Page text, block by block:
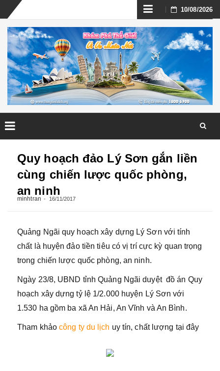
Skip
to
content
10/08/2026
content
Quy hoạch đảo Lý Sơn gắn liền
cùng chiến lược quốc phòng,
an ninh
minhtran 16/11/2017
Quảng Ngãi quy hoạch xây dựng Lý Sơn với tính
chất là huyện đảo tiền tiêu có vị trí cực kỳ quan trọng
trong chiến lược quốc phòng, an ninh.
Ngày 23/8, UBND tỉnh Quảng Ngãi duyệt đồ án Quy
hoạch xây dựng tỷ lệ 1/2.000 huyện Lý Sơn với
1.530 ha gồm ba xã An Hải, An Vĩnh và An Bình.
Tham khảo công ty du lịch uy tín, chất lượng tại đây